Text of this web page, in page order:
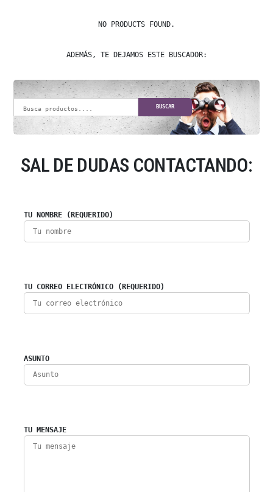
NO PRODUCTS FOUND.
ADEMÁS, TE DEJAMOS ESTE BUSCADOR:
BUSCAR
SAL DE DUDAS CONTACTANDO:
TU NOMBRE (REQUERIDO)
TU CORREO ELECTRÓNICO (REQUERIDO)
ASUNTO
TU MENSAJE